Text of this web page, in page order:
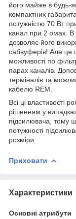
його майже в будь-
компактних
потужністю 70 Вт
канал при 2 омах. В
дозволяє його
сабвуферів! Але це
можливості по
парах каналів.
терміналів та
кабелю REM.
Всі ці властивості
рішенням у
підсилювача, тому
потужності
розміри.
Приховати
Характеристики
Основні атрибути